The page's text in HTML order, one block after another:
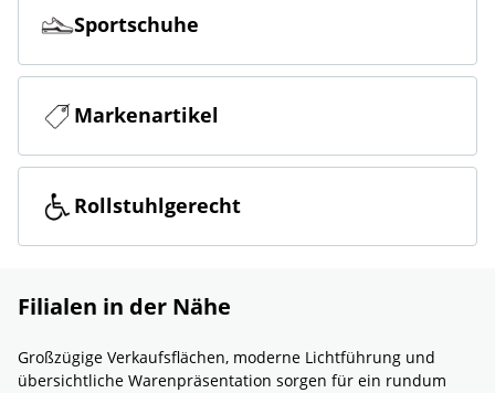
Sportschuhe
Markenartikel
Rollstuhlgerecht
Filialen in der Nähe
Großzügige Verkaufsflächen, moderne Lichtführung und
übersichtliche Warenpräsentation sorgen für ein rundum